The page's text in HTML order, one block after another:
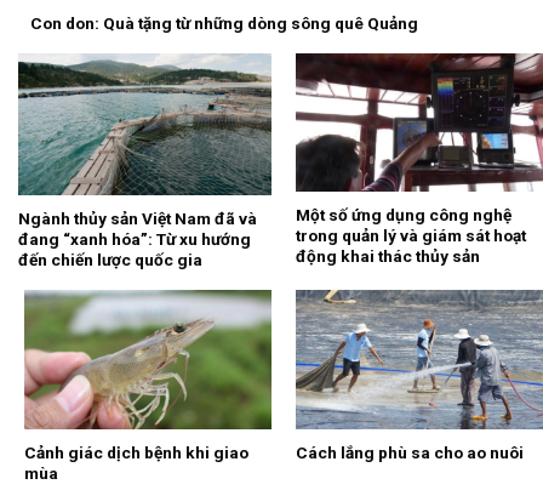
Con don: Quà tặng từ những dòng sông quê Quảng
Ngành thủy sản Việt Nam đã và
đang “xanh hóa”: Từ xu hướng
đến chiến lược quốc gia
Một số ứng dụng công nghệ
trong quản lý và giám sát hoạt
động khai thác thủy sản
Cảnh giác dịch bệnh khi giao
mùa
Cách lắng phù sa cho ao nuôi